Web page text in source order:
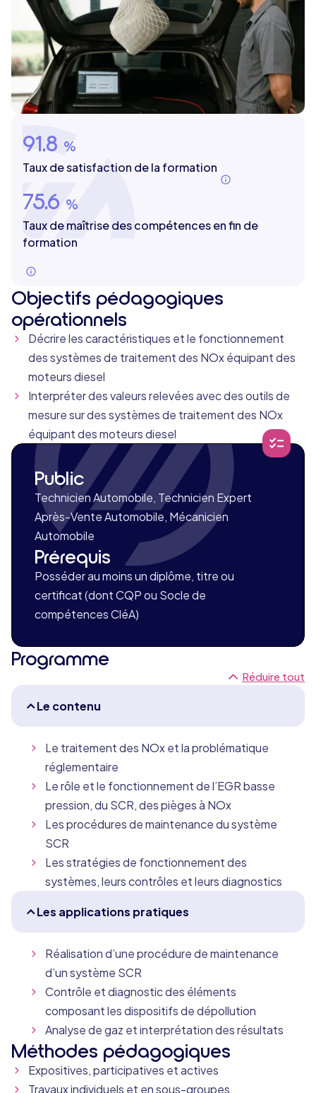
91.8 %
Taux de satisfaction de la formation
75.6 %
Taux de maîtrise des compétences en fin de
formation
Objectifs pédagogiques
opérationnels
Décrire les caractéristiques et le fonctionnement
des systèmes de traitement des NOx équipant des
moteurs diesel
Interpréter des valeurs relevées avec des outils de
mesure sur des systèmes de traitement des NOx
équipant des moteurs diesel
Public
Technicien Automobile, Technicien Expert
Après-Vente Automobile, Mécanicien
Automobile
Prérequis
Posséder au moins un diplôme, titre ou
certificat (dont CQP ou Socle de
compétences CléA)
Programme
Réduire tout
Le contenu
Le traitement des NOx et la problématique
réglementaire
Le rôle et le fonctionnement de l’EGR basse
pression, du SCR, des pièges à NOx
Les procédures de maintenance du système
SCR
Les stratégies de fonctionnement des
systèmes, leurs contrôles et leurs diagnostics
Les applications pratiques
Réalisation d’une procédure de maintenance
d’un système SCR
Contrôle et diagnostic des éléments
composant les dispositifs de dépollution
Analyse de gaz et interprétation des résultats
Méthodes pédagogiques
Expositives, participatives et actives
Travaux individuels et en sous-groupes